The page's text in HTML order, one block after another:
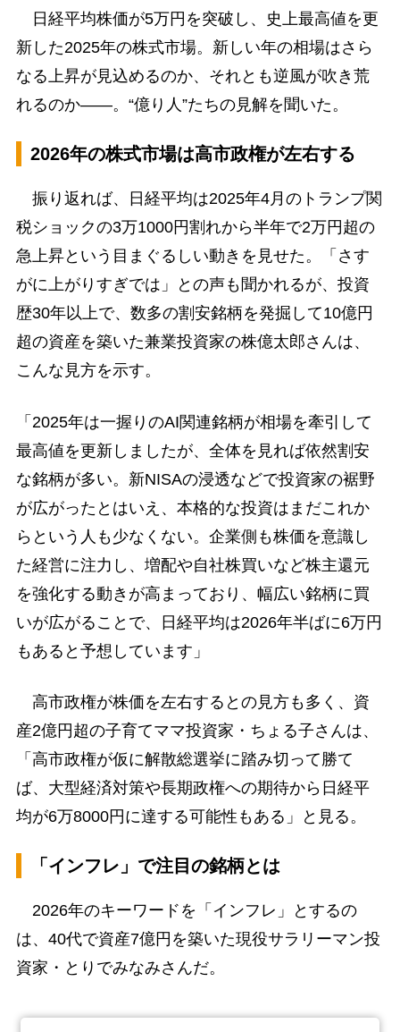
日経平均株価が5万円を突破し、史上最高値を更
新した2025年の株式市場。新しい年の相場はさら
なる上昇が見込めるのか、それとも逆風が吹き荒
れるのか――。“億り人”たちの見解を聞いた。
2026年の株式市場は高市政権が左右する
振り返れば、日経平均は2025年4月のトランプ関
税ショックの3万1000円割れから半年で2万円超の
急上昇という目まぐるしい動きを見せた。「さす
がに上がりすぎでは」との声も聞かれるが、投資
歴30年以上で、数多の割安銘柄を発掘して10億円
超の資産を築いた兼業投資家の株億太郎さんは、
こんな見方を示す。
「2025年は一握りのAI関連銘柄が相場を牽引して
最高値を更新しましたが、全体を見れば依然割安
な銘柄が多い。新NISAの浸透などで投資家の裾野
が広がったとはいえ、本格的な投資はまだこれか
らという人も少なくない。企業側も株価を意識し
た経営に注力し、増配や自社株買いなど株主還元
を強化する動きが高まっており、幅広い銘柄に買
いが広がることで、日経平均は2026年半ばに6万円
もあると予想しています」
高市政権が株価を左右するとの見方も多く、資
産2億円超の子育てママ投資家・ちょる子さんは、
「高市政権が仮に解散総選挙に踏み切って勝て
ば、大型経済対策や長期政権への期待から日経平
均が6万8000円に達する可能性もある」と見る。
「インフレ」で注目の銘柄とは
2026年のキーワードを「インフレ」とするの
は、40代で資産7億円を築いた現役サラリーマン投
資家・とりでみなみさんだ。